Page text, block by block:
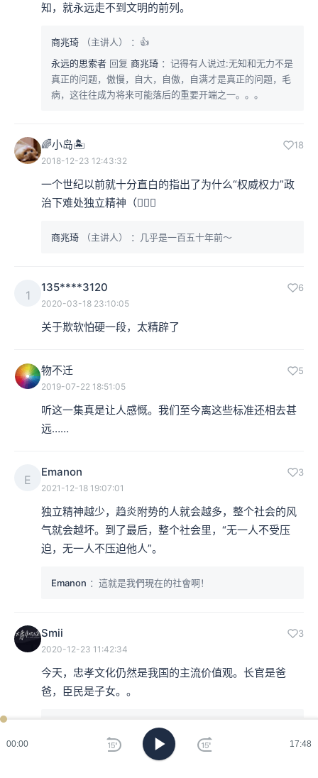
00:00 17:48
知，就永远走不到文明的前列。
商兆琦 （主讲人）
：👍
永远的思索者 回复 商兆琦 ：记得有人说过:无知和无力不是
真正的问题，傲慢，自大，自傲，自满才是真正的问题，毛
病，这往往成为将来可能落后的重要开端之一。。。
🌈小岛🏝 18
2018-12-23 12:43:32
一个世纪以前就十分直白的指出了为什么“权威权力”政
治下难处独立精神（🤷🏼‍♀️
商兆琦 （主讲人） ：几乎是一百五十年前～
1
135****3120 6
2020-03-18 23:10:05
关于欺软怕硬一段，太精辟了
物不迁 5
2019-07-22 18:51:05
听这一集真是让人感慨。我们至今离这些标准还相去甚
远……
E
Emanon 3
2021-12-18 19:07:01
独立精神越少，趋炎附势的人就会越多，整个社会的风
气就会越坏。到了最后，整个社会里，“无一人不受压
迫，无一人不压迫他人”。
Emanon ：這就是我們現在的社會啊！
Smii 3
2020-12-23 11:42:34
今天，忠孝文化仍然是我国的主流价值观。长官是爸
爸，臣民是子女。。
：现在恐怕，又不是了，若是人人压迫他人，恐
怕，父母可能也会成为子女的受害者